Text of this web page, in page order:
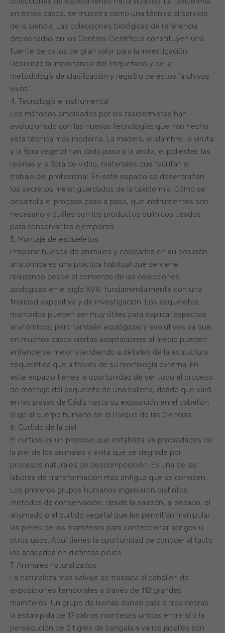
en estos casos, se muestra como una técnica al servicio
de la ciencia. Las colecciones biológicas de referencia
depositadas en los Centros Científicos constituyen una
fuente de datos de gran valor para la investigación.
Descubre la importancia del etiquetado y de la
metodología de clasificación y registro de estos “archivos
vivos”.
4. Tecnología e instrumental
Los métodos empleados por los taxidermistas han
evolucionado con las nuevas tecnologías que han hecho
esta técnica más moderna. La madera, el alambre, la viruta
y la fibra vegetal han dado paso a la arcilla, el poliéster, las
resinas y la fibra de vidrio, materiales que facilitan el
trabajo del profesional. En este espacio se desentrañan
los secretos mejor guardados de la taxidermia. Cómo se
desarrolla el proceso paso a paso, qué instrumentos son
necesario y cuáles son los productos químicos usados
para conservar los ejemplares.
5. Montaje de esqueletos
Preparar huesos de animales y colocarlos en su posición
anatómica es una práctica habitual que se viene
realizando desde el comienzo de las colecciones
zoológicas en el siglo XVIII, fundamentalmente con una
finalidad expositiva y de investigación. Los esqueletos
montados pueden ser muy útiles para explicar aspectos
anatómicos, pero también ecológicos y evolutivos ya que,
en muchos casos ciertas adaptaciones al medio pueden
entenderse mejor atendiendo a detalles de la estructura
esquelética que a través de su morfología externa. En
este espacio tienes la oportunidad de ver todo el proceso
de montaje del esqueleto de una ballena, desde que varó
en las playas de Cádiz hasta su exposición en el pabellón
Viaje al cuerpo humano en el Parque de las Ciencias.
6. Curtido de la piel
El curtido es un proceso que estabiliza las propiedades de
la piel de los animales y evita que se degrade por
procesos naturales de descomposición. Es una de las
labores de transformación más antigua que se conocen.
Los primeros grupos humanos ingeniaron distintos
métodos de conservación, desde la salazón, al secado, el
ahumado o el curtido vegetal que les permitían manipular
las pieles de los mamíferos para confeccionar abrigos u
otros usos. Aquí tienes la oportunidad de conocer al tacto
los acabados en distintas pieles.
7. Animales naturalizados
La naturaleza más salvaje se traslada al pabellón de
exposiciones temporales a través de 112 grandes
mamíferos. Un grupo de leonas dando caza a tres cebras,
la estampida de 17 cabras monteses unidas entre sí o la
persecución de 2 tigres de bengala a varios jabalíes son